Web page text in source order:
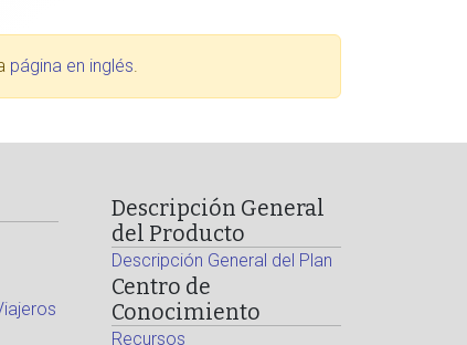
página en inglés.
Descripción General
del Producto
Descripción General del Plan
Centro de
Conocimiento
Recursos